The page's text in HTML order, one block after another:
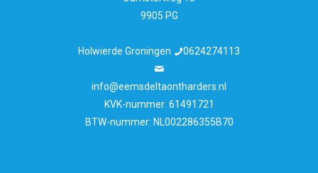
9905 PG
Holwierde Groningen 0624274113
info@eemsdeltaontharders.nl
KVK-nummer: 61491721
BTW-nummer: NL002286355B70